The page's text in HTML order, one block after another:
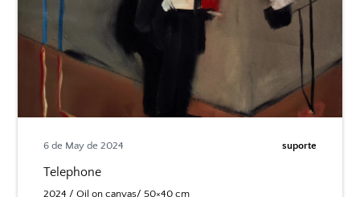
6 de May de 2024 suporte
Telephone
2024 / Oil on canvas/ 50×40 cm